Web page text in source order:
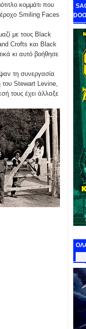
κομμάτι που
Smiling Faces
με τους Black
Crofts και Black
κι αυτό βοήθησε
τη συνεργασία
Stewart Levine,
τους έχει άλλαξε